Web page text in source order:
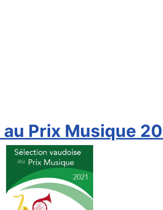
Prix Musique